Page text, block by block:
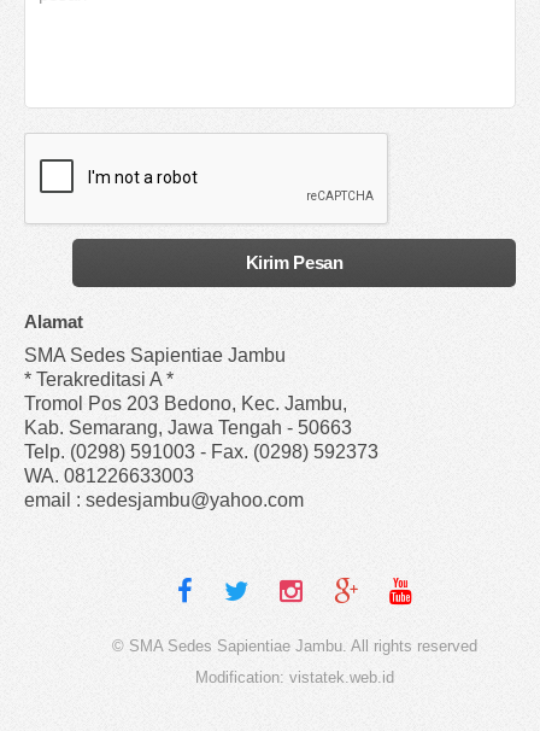
Alamat
SMA Sedes Sapientiae Jambu
* Terakreditasi A *
Tromol Pos 203 Bedono, Kec. Jambu,
Kab. Semarang, Jawa Tengah - 50663
Telp. (0298) 591003 - Fax. (0298) 592373
WA. 081226633003
email : sedesjambu@yahoo.com
© SMA Sedes Sapientiae Jambu. All rights reserved
Modification: vistatek.web.id